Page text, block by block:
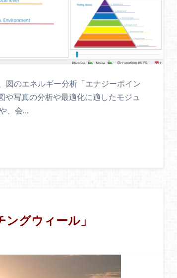
図のエネルギー分析「エナジーポイン
や写真の分析や最適化に適したモジュ
、会…
グウィール」